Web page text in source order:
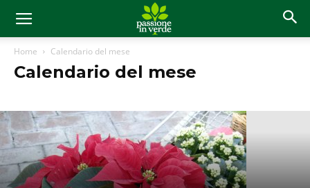
Home Calendario del mese
Calendario del mese